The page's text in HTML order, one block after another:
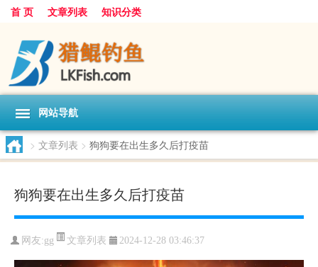
首 页 文章列表 知识分类
网站导航
> 文章列表 > 狗狗要在出生多久后打疫苗
狗狗要在出生多久后打疫苗
网友:gg 文章列表 2024-12-28 03:46:37